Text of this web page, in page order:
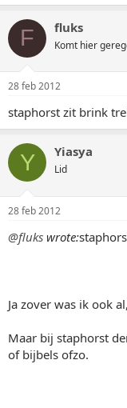
F fluks
Komt hier
28 feb 2012
staphorst zit brink
Y Yiasya
Lid
28 feb 2012
@fluks wrote:
Ja zover was ik ook
Maar bij staphorst
of bijbels ofzo.